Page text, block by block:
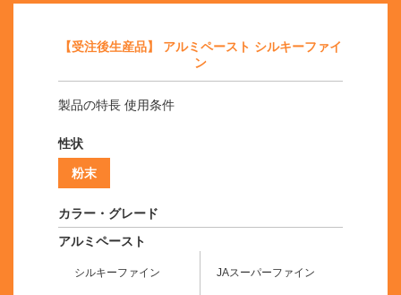
【受注後生産品】 アルミペースト シルキーファイ
ン
製品の特長 使用条件
性状
粉末
カラー・グレード
アルミペースト
シルキーファイン JAスーパーファイン